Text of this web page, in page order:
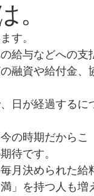
。
す。
給与などへの支
融資や給付金、
日が経過するに
の時期だからこ
待です。
月決められた給
」を持つ人も増